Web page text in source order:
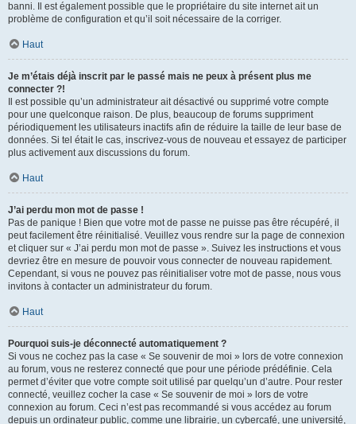
banni. Il est également possible que le propriétaire du site internet ait un
problème de configuration et qu’il soit nécessaire de la corriger.
Haut
Je m’étais déjà inscrit par le passé mais ne peux à présent plus me
connecter ?!
Il est possible qu’un administrateur ait désactivé ou supprimé votre compte
pour une quelconque raison. De plus, beaucoup de forums suppriment
périodiquement les utilisateurs inactifs afin de réduire la taille de leur base de
données. Si tel était le cas, inscrivez-vous de nouveau et essayez de participer
plus activement aux discussions du forum.
Haut
J’ai perdu mon mot de passe !
Pas de panique ! Bien que votre mot de passe ne puisse pas être récupéré, il
peut facilement être réinitialisé. Veuillez vous rendre sur la page de connexion
et cliquer sur « J’ai perdu mon mot de passe ». Suivez les instructions et vous
devriez être en mesure de pouvoir vous connecter de nouveau rapidement.
Cependant, si vous ne pouvez pas réinitialiser votre mot de passe, nous vous
invitons à contacter un administrateur du forum.
Haut
Pourquoi suis-je déconnecté automatiquement ?
Si vous ne cochez pas la case « Se souvenir de moi » lors de votre connexion
au forum, vous ne resterez connecté que pour une période prédéfinie. Cela
permet d’éviter que votre compte soit utilisé par quelqu’un d’autre. Pour rester
connecté, veuillez cocher la case « Se souvenir de moi » lors de votre
connexion au forum. Ceci n’est pas recommandé si vous accédez au forum
depuis un ordinateur public, comme une librairie, un cybercafé, une université,